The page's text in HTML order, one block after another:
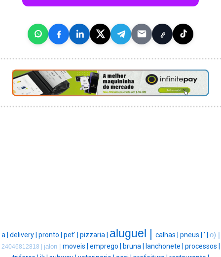
a | delivery | pronto | pet' | pizzaria | aluguel | calhas | pneus | ' | o) |
24046812818 | jalon | moveis | emprego | bruna | lanchonete | processos |